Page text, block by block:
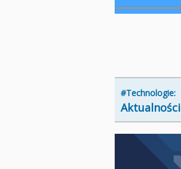
#Technologie:
Aktualności